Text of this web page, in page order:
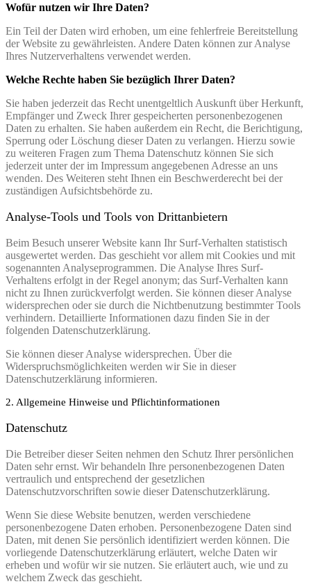
Wofür nutzen wir Ihre Daten?
Ein Teil der Daten wird erhoben, um eine fehlerfreie Bereitstellung
der Website zu gewährleisten. Andere Daten können zur Analyse
Ihres Nutzerverhaltens verwendet werden.
Welche Rechte haben Sie bezüglich Ihrer Daten?
Sie haben jederzeit das Recht unentgeltlich Auskunft über Herkunft,
Empfänger und Zweck Ihrer gespeicherten personenbezogenen
Daten zu erhalten. Sie haben außerdem ein Recht, die Berichtigung,
Sperrung oder Löschung dieser Daten zu verlangen. Hierzu sowie
zu weiteren Fragen zum Thema Datenschutz können Sie sich
jederzeit unter der im Impressum angegebenen Adresse an uns
wenden. Des Weiteren steht Ihnen ein Beschwerderecht bei der
zuständigen Aufsichtsbehörde zu.
Analyse-Tools und Tools von Drittanbietern
Beim Besuch unserer Website kann Ihr Surf-Verhalten statistisch
ausgewertet werden. Das geschieht vor allem mit Cookies und mit
sogenannten Analyseprogrammen. Die Analyse Ihres Surf-
Verhaltens erfolgt in der Regel anonym; das Surf-Verhalten kann
nicht zu Ihnen zurückverfolgt werden. Sie können dieser Analyse
widersprechen oder sie durch die Nichtbenutzung bestimmter Tools
verhindern. Detaillierte Informationen dazu finden Sie in der
folgenden Datenschutzerklärung.
Sie können dieser Analyse widersprechen. Über die
Widerspruchsmöglichkeiten werden wir Sie in dieser
Datenschutzerklärung informieren.
2. Allgemeine Hinweise und Pflichtinformationen
Datenschutz
Die Betreiber dieser Seiten nehmen den Schutz Ihrer persönlichen
Daten sehr ernst. Wir behandeln Ihre personenbezogenen Daten
vertraulich und entsprechend der gesetzlichen
Datenschutzvorschriften sowie dieser Datenschutzerklärung.
Wenn Sie diese Website benutzen, werden verschiedene
personenbezogene Daten erhoben. Personenbezogene Daten sind
Daten, mit denen Sie persönlich identifiziert werden können. Die
vorliegende Datenschutzerklärung erläutert, welche Daten wir
erheben und wofür wir sie nutzen. Sie erläutert auch, wie und zu
welchem Zweck das geschieht.